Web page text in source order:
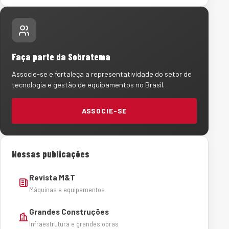
Faça parte da Sobratema
Associe-se e fortaleça a representatividade do setor de
tecnologia e gestão de equipamentos no Brasil.
ASSOCIE-SE
Nossas publicações
Revista M&T
Máquinas e equipamentos
Grandes Construções
Infraestrutura e grandes obras